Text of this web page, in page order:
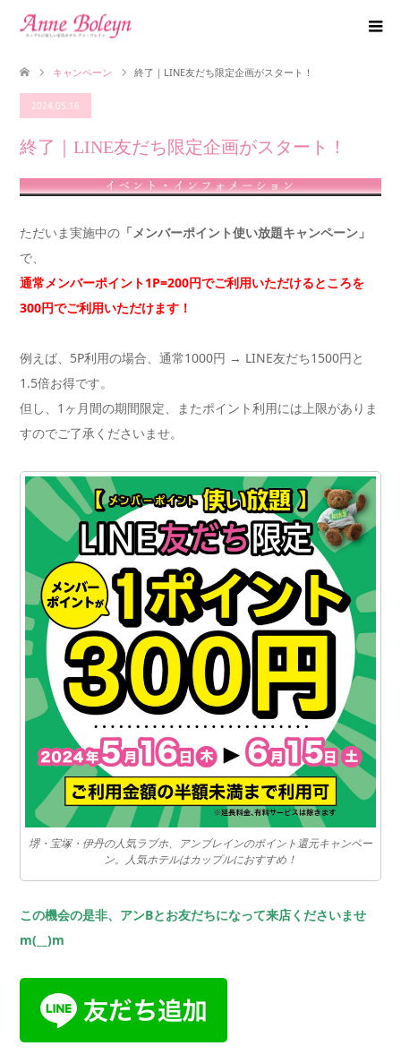
キャンペーン 終了｜LINE友だち限定企画がスタート！
2024.05.16
終了｜LINE友だち限定企画がスタート！
ただいま実施中の 「メンバーポイント使い放題キャンペーン」
で、
通常メンバーポイント1P=200円でご利用いただけるところを
300円でご利用いただけます！
例えば、5P利用の場合、通常1000円 → LINE友だち1500円と
1.5倍お得です。
但し、1ヶ月間の期間限定、またポイント利用には上限がありま
すのでご了承くださいませ。
堺・宝塚・伊丹の人気ラブホ、アンブレインのポイント還元キャンペー
ン。人気ホテルはカップルにおすすめ！
この機会の是非、アンBとお友だちになって来店くださいませ
m(__)m